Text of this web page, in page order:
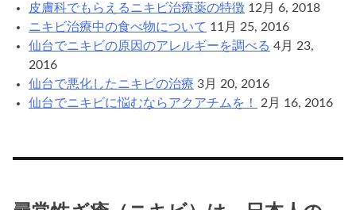
皮膚科でもらえるニキビ治療薬の特徴 12月 6, 2018
ニキビ治療中の食べ物について 11月 25, 2016
仙台でニキビの原因のアレルギーを調べる 4月 23,
2016
仙台で悪化したニキビの治療 3月 20, 2016
仙台でニキビに悩むならアクアチムを！
2月 16, 2016